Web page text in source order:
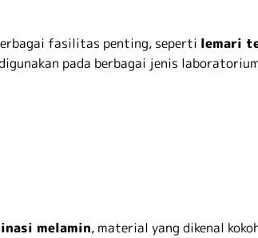
fasilitas penting, seperti lemari
pada berbagai jenis
melamin, material yang dikenal